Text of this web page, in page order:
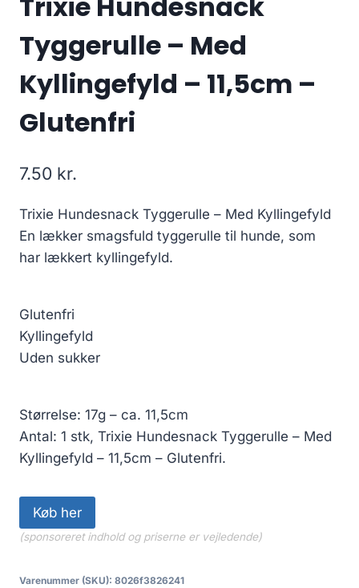
Tyggerulle – Med
Kyllingefyld – 11,5cm –
Glutenfri
7.50 kr.
Trixie Hundesnack Tyggerulle – Med Kyllingefyld
En lækker smagsfuld tyggerulle til hunde, som
har lækkert kyllingefyld.
Glutenfri
Kyllingefyld
Uden sukker
Størrelse: 17g – ca. 11,5cm
Antal: 1 stk, Trixie Hundesnack Tyggerulle – Med
Kyllingefyld – 11,5cm – Glutenfri.
Køb her
(sponsoreret indhold og priserne er vejledende)
Varenummer (SKU): 8026f3826241